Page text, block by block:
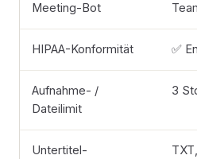
Meeting-Bot
HIPAA-Konformität ✅
Aufnahme- /
Dateilimit
3
Untertitel-